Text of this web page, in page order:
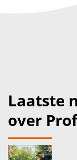
Laatste
over